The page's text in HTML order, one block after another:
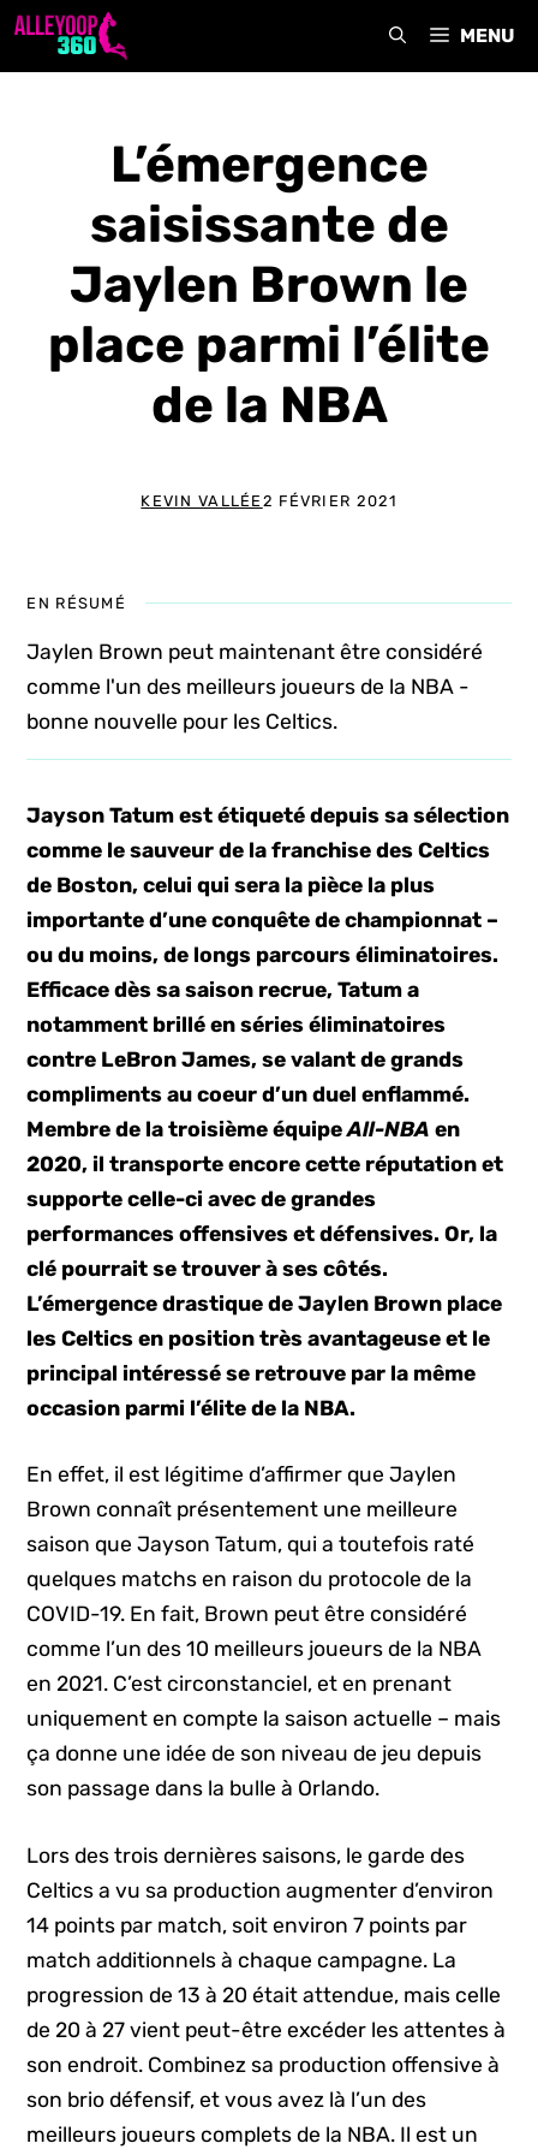
Aller
MENU
L’émergence
saisissante de
Jaylen Brown le
place parmi l’élite
de la NBA
KEVIN VALLÉE 2 FÉVRIER 2021
EN RÉSUMÉ
Jaylen Brown peut maintenant être considéré
comme l'un des meilleurs joueurs de la NBA -
bonne nouvelle pour les Celtics.
Jayson Tatum est étiqueté depuis sa sélection
comme le sauveur de la franchise des Celtics
de Boston, celui qui sera la pièce la plus
importante d’une conquête de championnat –
ou du moins, de longs parcours éliminatoires.
Efficace dès sa saison recrue, Tatum a
notamment brillé en séries éliminatoires
contre LeBron James, se valant de grands
compliments au coeur d’un duel enflammé.
Membre de la troisième équipeAll-NBAen
2020, il transporte encore cette réputation et
supporte celle-ci avec de grandes
performances offensives et défensives. Or, la
clé pourrait se trouver à ses côtés.
L’émergence drastique de Jaylen Brown place
les Celtics en position très avantageuse et le
principal intéressé se retrouve par la même
occasion parmi l’élite de la NBA.
En effet, il est légitime d’affirmer que Jaylen
Brown connaît présentement une meilleure
saison que Jayson Tatum, qui a toutefois raté
quelques matchs en raison du protocole de la
COVID-19. En fait, Brown peut être considéré
comme l’un des 10 meilleurs joueurs de la NBA
en 2021. C’est circonstanciel, et en prenant
uniquement en compte la saison actuelle – mais
ça donne une idée de son niveau de jeu depuis
son passage dans la bulle à Orlando.
Lors des trois dernières saisons, le garde des
Celtics a vu sa production augmenter d’environ
14 points par match, soit environ 7 points par
match additionnels à chaque campagne. La
progression de 13 à 20 était attendue, mais celle
de 20 à 27 vient peut-être excéder les attentes à
son endroit. Combinez sa production offensive à
son brio défensif, et vous avez là l’un des
meilleurs joueurs complets de la NBA. Il est un